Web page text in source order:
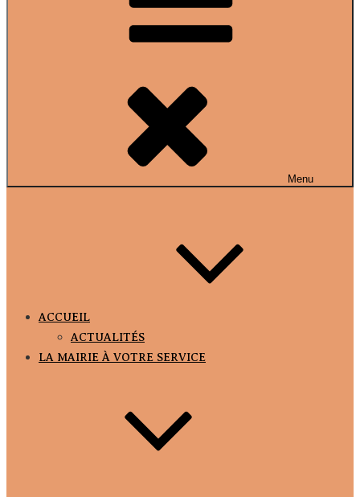
Menu
ACCUEIL
ACTUALITÉS
LA MAIRIE À VOTRE SERVICE